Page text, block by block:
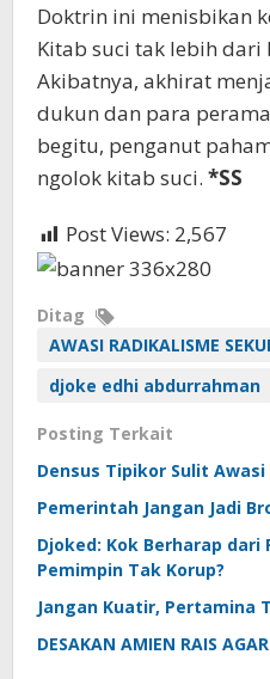
Doktrin ini menisbikan
Kitab suci tak lebih dari
Akibatnya, akhirat
dukun dan para
begitu, penganut
ngolok kitab suci. *SS
Post Views: 2,567
Ditag
AWASI RADIKALISME
djoke edhi abdurrahman
Posting Terkait
Densus Tipikor Sulit Awasi
Pemerintah Jangan Jadi
Djoked: Kok Berharap dari
Pemimpin Tak Korup?
Jangan Kuatir, Pertamina
DESAKAN AMIEN RAIS